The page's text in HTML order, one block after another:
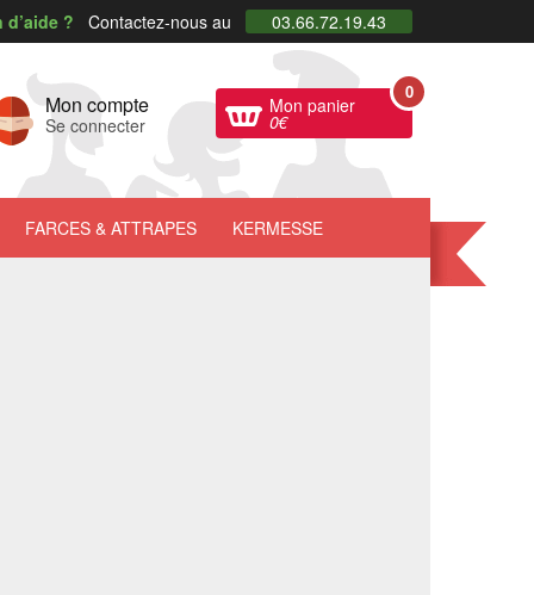
d’aide ? Contactez-nous au 03.66.72.19.43
Mon compte
Se connecter
Mon panier
0€
0
FARCES & ATTRAPES KERMESSE